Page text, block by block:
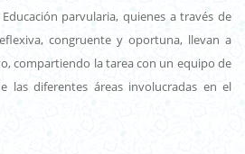
parvularia, quienes a través de
congruente y oportuna, llevan a
compartiendo la tarea con un equipo de
las diferentes áreas involucradas en el